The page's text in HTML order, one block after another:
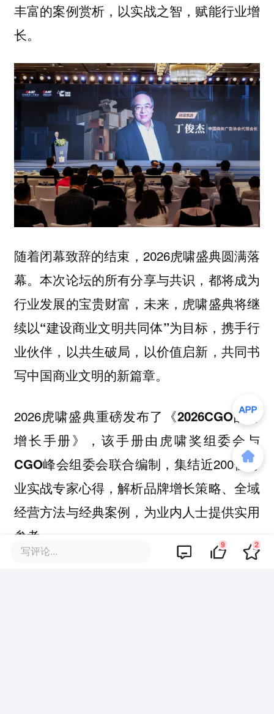
丰富的案例赏析，以实战之智，赋能行业增
长。
随着闭幕致辞的结束，2026虎啸盛典圆满落
幕。本次论坛的所有分享与共识，都将成为
行业发展的宝贵财富，未来，虎啸盛典将继
续以“建设商业文明共同体”为目标，携手行
业伙伴，以共生破局，以价值启新，共同书
写中国商业文明的新篇章。
2026虎啸盛典重磅发布了 《2026CGO品牌
增长手册》
，该手册由 虎啸奖组委会与
CGO峰会组委会联合编制 ，集结近200位行
业实战专家心得，解析品牌增长策略、全域
经营方法与经典案例，为业内人士提供实用
参考。
写评论... 9 2